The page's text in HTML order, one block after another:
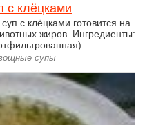
с клёцками
с клёцками готовится на
жиров. Ингредиенты:
супы